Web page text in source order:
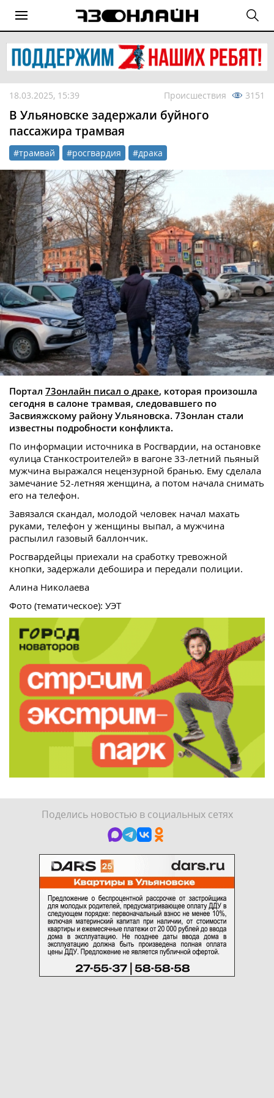
18.03.2025, 15:39 Происшествия 3151
В Ульяновске задержали буйного
пассажира трамвая
#трамвай #росгвардия #драка
Портал 73онлайн писал о драке, которая произошла
сегодня в салоне трамвая, следовавшего по
Засвияжскому району Ульяновска. 73онлан стали
известны подробности конфликта.
По информации источника в Росгвардии, на остановке
«улица Станкостроителей» в вагоне 33-летний пьяный
мужчина выражался нецензурной бранью. Ему сделала
замечание 52-летняя женщина, а потом начала снимать
его на телефон.
Завязался скандал, молодой человек начал махать
руками, телефон у женщины выпал, а мужчина
распылил газовый баллончик.
Росгвардейцы приехали на сработку тревожной
кнопки, задержали дебошира и передали полиции.
Алина Николаева
Фото (тематическое): УЭТ
Поделись новостью в социальных сетях